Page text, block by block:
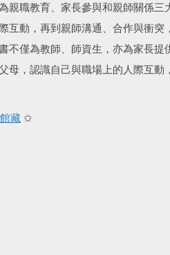
親職教育、家長參與和親師關係
互動，再到親師溝通、合作與衝
不僅為教師、師資生，亦為家長
母，認識自己與職場上的人際互
藏 ✩